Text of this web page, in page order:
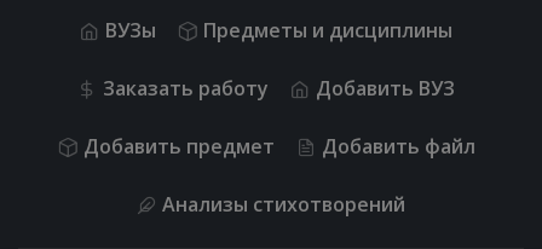
ВУЗы Предметы и дисциплины
Заказать работу Добавить ВУЗ
Добавить предмет Добавить файл
Анализы стихотворений